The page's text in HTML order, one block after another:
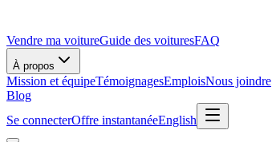
Vendre ma voitureGuide des voituresFAQ
À propos
Mission et équipeTémoignagesEmploisNous joindre
Blog
Se connecterOffre instantanéeEnglish